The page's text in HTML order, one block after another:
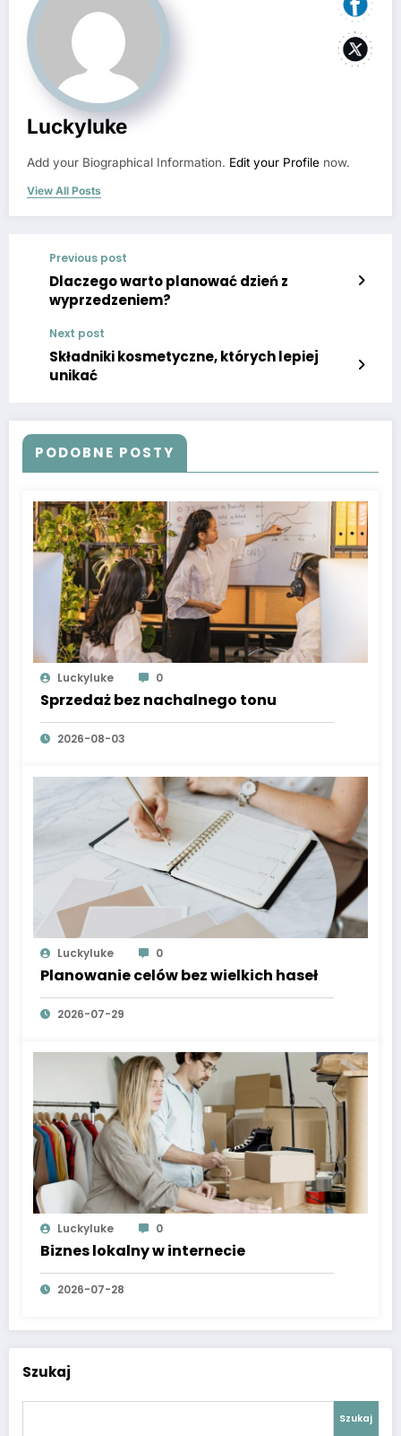
Luckyluke
Add your Biographical Information. Edit your Profile now.
View All Posts
Previous post
Dlaczego warto planować dzień z
wyprzedzeniem?
Next post
Składniki kosmetyczne, których lepiej
unikać
PODOBNE POSTY
Luckyluke 0
Sprzedaż bez nachalnego tonu
2026-08-03
Luckyluke 0
Planowanie celów bez wielkich haseł
2026-07-29
Luckyluke 0
Biznes lokalny w internecie
2026-07-28
Szukaj
Szukaj